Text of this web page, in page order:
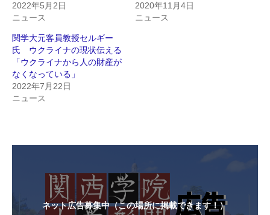
2022年5月2日
ニュース
2020年11月4日
ニュース
関学大元客員教授セルギー
氏 ウクライナの現状伝える
「ウクライナから人の財産が
なくなっている」
2022年7月22日
ニュース
ネット広告募集中（この場所に掲載できます！）